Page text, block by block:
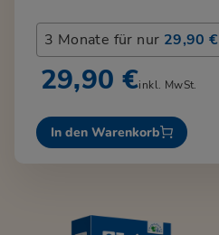
3 Monate für nur 29,90 €
29,90 €inkl. MwSt.
In den Warenkorb